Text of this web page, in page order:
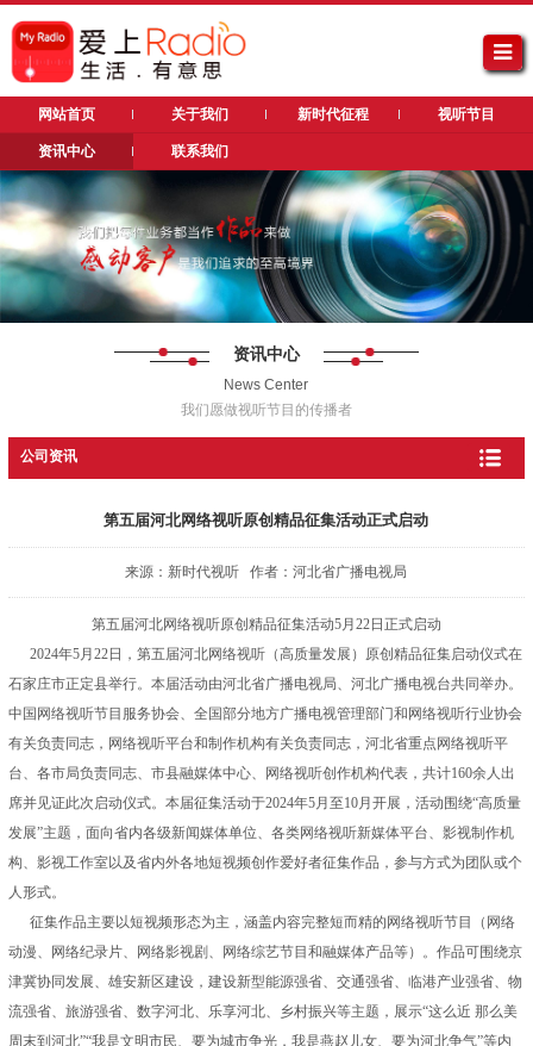
网站首页 关于我们 新时代征程 视听节目
资讯中心 联系我们
资讯中心
News Center
我们愿做视听节目的传播者
公司资讯
第五届河北网络视听原创精品征集活动正式启动
来源：新时代视听 作者：河北省广播电视局
第五届河北网络视听原创精品征集活动5月22日正式启动
2024年5月22日，第五届河北网络视听（高质量发展）原创精品征集启动仪式在
石家庄市正定县举行。本届活动由河北省广播电视局、河北广播电视台共同举办。
中国网络视听节目服务协会、全国部分地方广播电视管理部门和网络视听行业协会
有关负责同志，网络视听平台和制作机构有关负责同志，河北省重点网络视听平
台、各市局负责同志、市县融媒体中心、网络视听创作机构代表，共计160余人出
席并见证此次启动仪式。本届征集活动于2024年5月至10月开展，活动围绕“高质量
发展”主题，面向省内各级新闻媒体单位、各类网络视听新媒体平台、影视制作机
构、影视工作室以及省内外各地短视频创作爱好者征集作品，参与方式为团队或个
人形式。
征集作品主要以短视频形态为主，涵盖内容完整短而精的网络视听节目（网络
动漫、网络纪录片、网络影视剧、网络综艺节目和融媒体产品等）。作品可围绕京
津冀协同发展、雄安新区建设，建设新型能源强省、交通强省、临港产业强省、物
流强省、旅游强省、数字河北、乐享河北、乡村振兴等主题，展示“这么近 那么美
周末到河北”“我是文明市民、要为城市争光，我是燕赵儿女、要为河北争气”等内